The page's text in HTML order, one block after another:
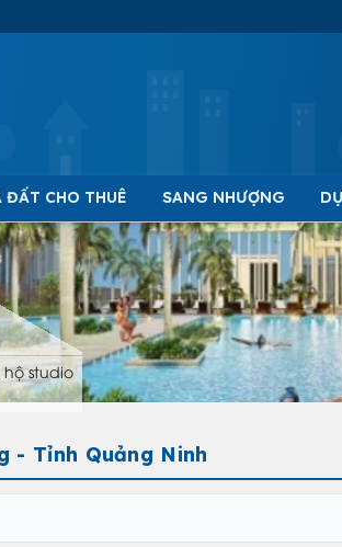
ĐẤT CHO THUÊ SANG NHƯỢNG
studio
- Tỉnh Quảng Ninh